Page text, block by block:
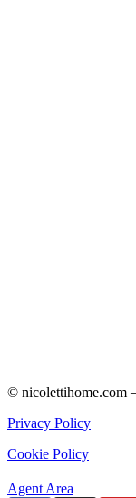
© nicolettihome.com
Privacy Policy
Cookie Policy
Agent Area